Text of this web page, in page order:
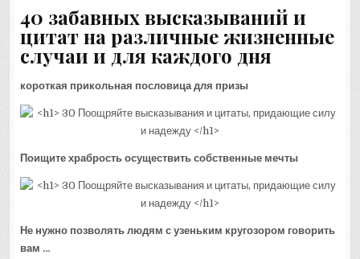
40 забавных высказываний и
цитат на различные жизненные
случаи и для каждого дня
короткая прикольная пословица для призы
Поищите храбрость осуществить собственные мечты
Не нужно позволять людям с узеньким кругозором говорить
вам …